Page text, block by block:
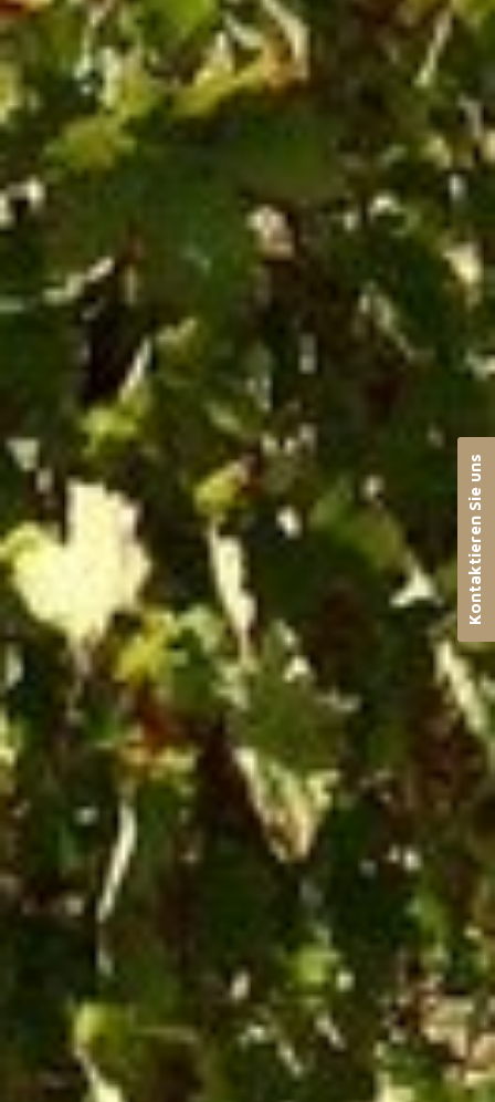
Kontaktieren Sie uns